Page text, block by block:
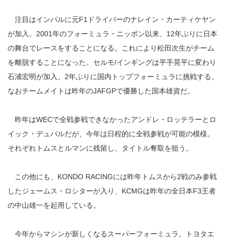
注目はインパルに元F1ドライバーのナレイン・カーティケヤン
が加入。2001年のフォーミュラ・ニッポン以来、12年ぶりに日本
の舞台でレースをすることになる。これにより松田次生がチーム
を離脱することになった。セルモ/インギングは平手晃平に変わり
石浦宏明が加入。2年ぶりに国内トップフォーミュラに挑戦する。
なおチームメイトは昨年のJAFGPで優勝した国本雄資だ。
昨年はWECで全戦参戦できなかったアンドレ・ロッテラーとロ
イック・デュバルだが、今年は日程的に全戦参戦が可能の模様。
それぞれトムスとルマンに残留し、タイトル奪取を狙う。
この他にも、KONDO RACINGには昨年トムスから2戦のみ参戦
したジェームス・ロシターが入り、KCMGは昨年の全日本F3王者
の中山雄一を起用している。
今年からマシンが新しくなるスーパーフォーミュラ。トヨタエ